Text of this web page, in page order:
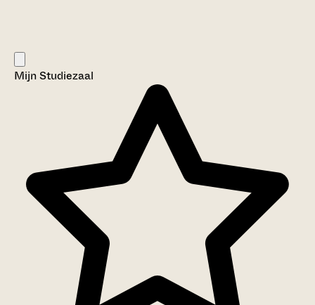
FNV Bouw, Afdeling Dordrecht en haar
rechtsvoorgangers
Mijn Studiezaal